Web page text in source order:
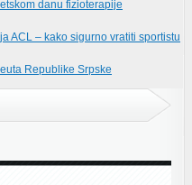
danu fizioterapije
ACL – kako sigurno vratiti sportistu
Republike Srpske